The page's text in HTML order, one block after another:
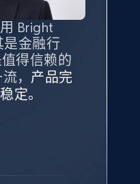
Date
post, and more.
注册使用
- Collecting
Date
Bright
是金融行
得信赖的
， 产品完
定。
代理基础
网络数据。
的验证码
Bright Data
。Bright
求，并通过
队，让我们
最好、
是 Bright
作用的地
的可靠性印
也非常满
们非常有帮
的合作感
都很不错，
常认可。